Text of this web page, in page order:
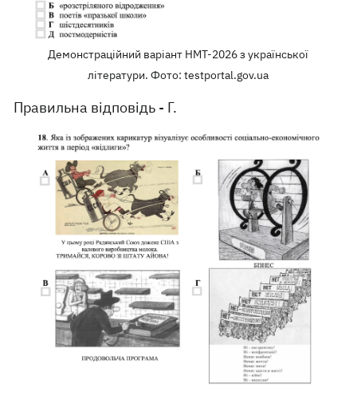
Демонстраційний варіант НМТ-2026 з української
літератури. Фото: testportal.gov.ua
Правильна відповідь - Г.